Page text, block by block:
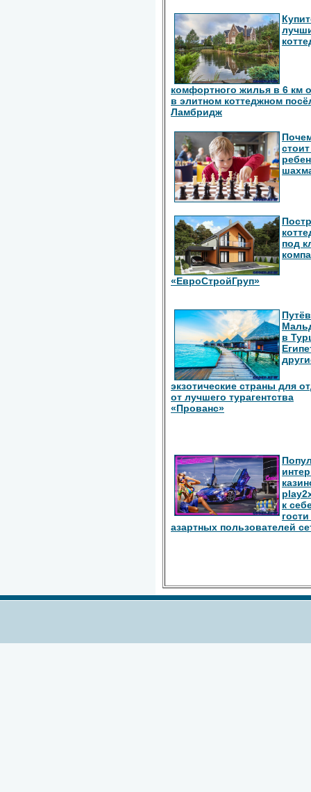
комфортного жилья в 6 км
в элитном коттеджном
Ламбридж
под
«ЕвроСтройГруп»
в
экзотические страны для
от лучшего турагентства
«Прованс»
к
азартных пользователей